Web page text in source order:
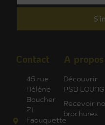
Contact
45 rue
Hélène
Boucher
ZI
Faouquette
A propos
Découvrir
PSB
Recevoir
brochures